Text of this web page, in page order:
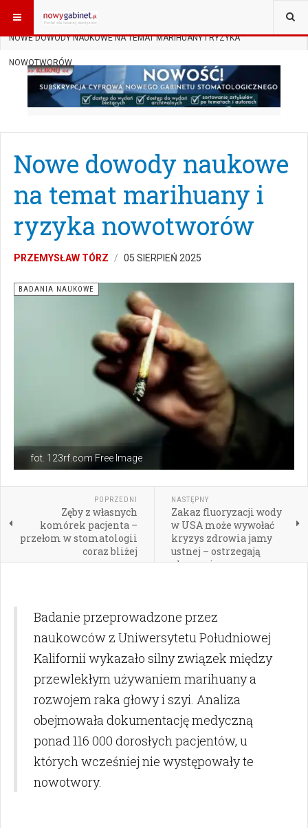
JESTEŚ TUTAJ: START
NOWE DOWODY NAUKOWE NA TEMAT MARIHUANY I RYZYKA
NOWOTWORÓW
Nowe dowody naukowe
na temat marihuany i
ryzyka nowotworów
PRZEMYSŁAW TÓRZ 05 SIERPIEŃ 2025
fot. 123rf.com Free Image
BADANIA NAUKOWE
POPRZEDNI
Zęby z własnych
komórek pacjenta –
przełom w stomatologii
coraz bliżej
NASTĘPNY
Zakaz fluoryzacji wody
w USA może wywołać
kryzys zdrowia jamy
ustnej – ostrzegają
eksperci
Badanie przeprowadzone przez
naukowców z Uniwersytetu Południowej
Kalifornii wykazało silny związek między
przewlekłym używaniem marihuany a
rozwojem raka głowy i szyi. Analiza
obejmowała dokumentację medyczną
ponad 116 000 dorosłych pacjentów, u
których wcześniej nie występowały te
nowotwory.